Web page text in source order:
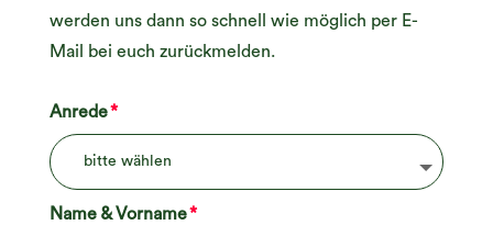
werden uns dann so schnell wie möglich per E-
Mail bei euch zurückmelden.
Anrede
Name & Vorname